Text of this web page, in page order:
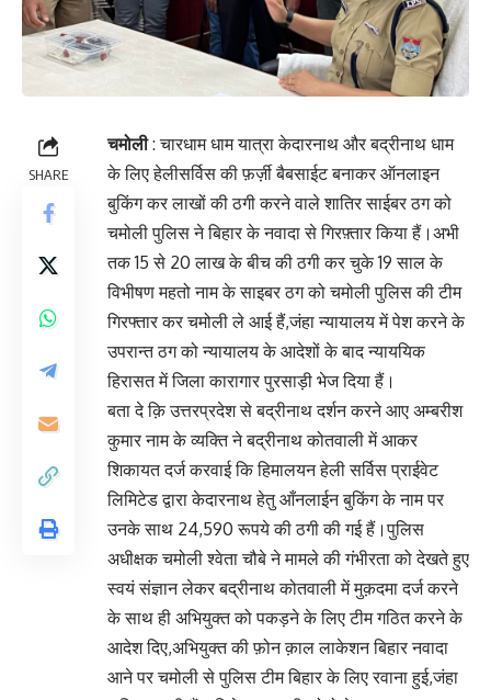
SHARE
चमोली: चारधाम धाम यात्रा केदारनाथ और बद्रीनाथ धाम
के लिए हेलीसर्विस की फ़र्ज़ी बैबसाईट बनाकर ऑनलाइन
बुकिंग कर लाखों की ठगी करने वाले शातिर साईबर ठग को
चमोली पुलिस ने बिहार के नवादा से गिरफ़्तार किया हैं।अभी
तक 15 से 20 लाख के बीच की ठगी कर चुके 19 साल के
विभीषण महतो नाम के साइबर ठग को चमोली पुलिस की टीम
गिरफ्तार कर चमोली ले आई हैं,जंहा न्यायालय में पेश करने के
उपरान्त ठग को न्यायालय के आदेशों के बाद न्याययिक
हिरासत में जिला कारागार पुरसाड़ी भेज दिया हैं।
बता दे क़ि उत्तरप्रदेश से बद्रीनाथ दर्शन करने आए अम्बरीश
कुमार नाम के व्यक्ति ने बद्रीनाथ कोतवाली में आकर
शिकायत दर्ज करवाई कि हिमालयन हेली सर्विस प्राईवेट
लिमिटेड द्वारा केदारनाथ हेतु आँनलाईन बुकिंग के नाम पर
उनके साथ 24,590 रूपये की ठगी की गई हैं।पुलिस
अधीक्षक चमोली श्वेता चौबे ने मामले की गंभीरता को देखते हुए
स्वयं संज्ञान लेकर बद्रीनाथ कोतवाली में मुक़दमा दर्ज करने
के साथ ही अभियुक्त को पकड़ने के लिए टीम गठित करने के
आदेश दिए,अभियुक्त की फ़ोन क़ाल लाकेशन बिहार नवादा
आने पर चमोली से पुलिस टीम बिहार के लिए रवाना हुई,जंहा